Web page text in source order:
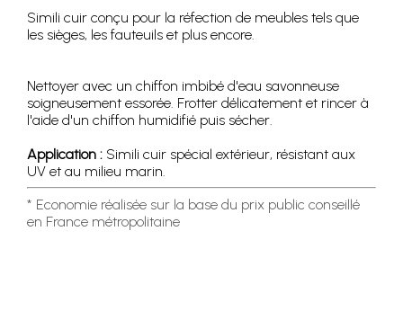
Simili cuir conçu pour la réfection de meubles tels que
les sièges, les fauteuils et plus encore.
Nettoyer avec un chiffon imbibé d'eau savonneuse
soigneusement essorée. Frotter délicatement et rincer à
l'aide d'un chiffon humidifié puis sécher.
Application : Simili cuir spécial extérieur, résistant aux
UV et au milieu marin.
* Economie réalisée sur la base du prix public conseillé
en France métropolitaine